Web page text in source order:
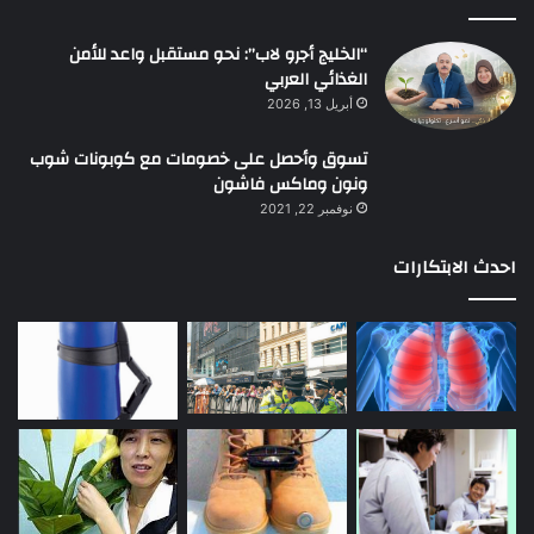
“الخليج أجرو لاب”: نحو مستقبل واعد للأمن
الغذائي العربي
أبريل 13, 2026
تسوق وأحصل على خصومات مع كوبونات شوب
ونون وماكس فاشون
نوفمبر 22, 2021
احدث الابتكارات